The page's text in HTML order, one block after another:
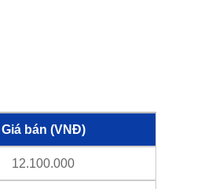
Giá bán (VNĐ)
12.100.000